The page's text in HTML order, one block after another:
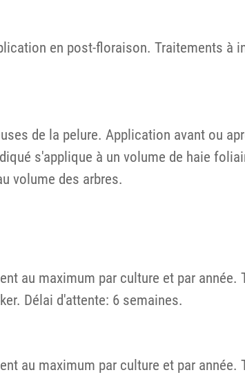
en post-floraison. Traitements à
de la pelure. Application avant ou
s'applique à un volume de haie
volume des arbres.
au maximum par culture et par
Délai d'attente: 6 semaines.
au maximum par culture et par